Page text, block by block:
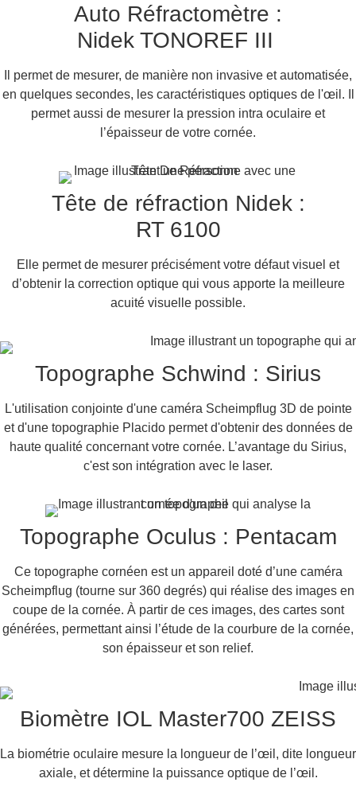
Auto Réfractomètre :
Nidek TONOREF III ​
Il permet de mesurer, de manière non invasive et automatisée,
en quelques secondes, les caractéristiques optiques de l'œil. Il
permet aussi de mesurer la pression intra oculaire et
l’épaisseur de votre cornée.
Tête de réfraction Nidek :
RT 6100
Elle permet de mesurer précisément votre défaut visuel et
d’obtenir la correction optique qui vous apporte la meilleure
acuité visuelle possible.
Topographe Schwind : Sirius
L'utilisation conjointe d'une caméra Scheimpflug 3D de pointe
et d'une topographie Placido permet d'obtenir des données de
haute qualité concernant votre cornée. L’avantage du Sirius,
c'est son intégration avec le laser.
Topographe Oculus : Pentacam
Ce topographe cornéen est un appareil doté d’une caméra
Scheimpflug (tourne sur 360 degrés) qui réalise des images en
coupe de la cornée. À partir de ces images, des cartes sont
générées, permettant ainsi l’étude de la courbure de la cornée,
son épaisseur et son relief.
Biomètre IOL Master700 ZEISS
La biométrie oculaire mesure la longueur de l’œil, dite longueur
axiale, et détermine la puissance optique de l’œil.